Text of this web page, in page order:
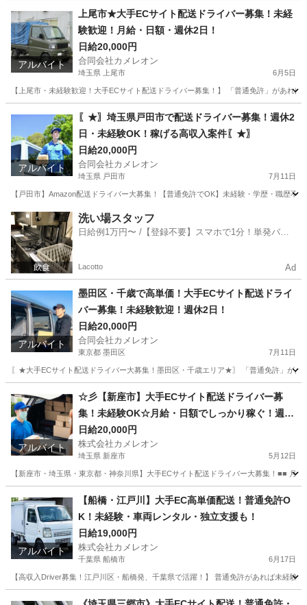
ドライバー 積み込み
アルバイト
上尾市★大手ECサイト配送ドライバー募集！未経
験歓迎！月給・日額・週休2日！
日給20,000円
合同会社カメレオン
埼玉県 上尾市 6月5日
【上尾市・未経験歓迎！大手ECサイト配送ドライバー募集！】 「普通免許」があれ
ドライバー 積み込み
アルバイト
〖★〗埼玉県戸田市で配送ドライバー募集！週休2
日・未経験OK！稼げる高収入案件〖★〗
日給20,000円
合同会社カメレオン
埼玉県 戸田市 7月11日
【戸田市】Amazon配送ドライバー大募集！【普通免許でOK】未経験・学歴・職歴
埼玉 戸田市 ドライバー 積み込み
洗い場スタッフ
日給例1万円〜 /【登録不要】スマホで1分！単発バイ
Lacotto Ad
アルバイト
墨田区・千歳で高単価！大手ECサイト配送ドライ
バー募集！未経験歓迎！週休2日！
日給20,000円
合同会社カメレオン
東京都 墨田区 7月11日
〖★大手ECサイト配送ドライバー大募集！墨田区・千歳エリア★〗 「普通免許」が
ドライバー 積み込み
アルバイト
☆彡【新座市】大手ECサイト配送ドライバー募
集！未経験OK☆月給・日額でしっかり稼ぐ！週休
2日・車両
日給20,000円
株式会社カメレオン
埼玉県 新座市 5月12日
【新座市・埼玉県・東京都・神奈川県】大手ECサイト配送ドライバー大募集！■■
ドライバー 積み込み
アルバイト
【船橋・江戸川】大手EC高単価配送！普通免許O
K！未経験・車両レンタル・独立支援も！
日給19,000円
株式会社カメレオン
千葉県 船橋市 6月17日
【高収入Driver募集！江戸川区・船橋発、千葉県で活躍！】 普通免許があれば未経
ドライバー 積み込み